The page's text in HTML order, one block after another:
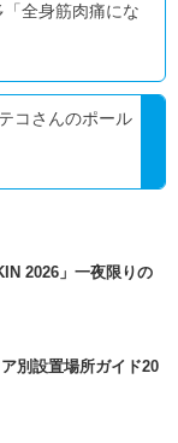
「全身筋肉痛にな
コさんのポール
2026」一夜限りの
別設置場所ガイド20